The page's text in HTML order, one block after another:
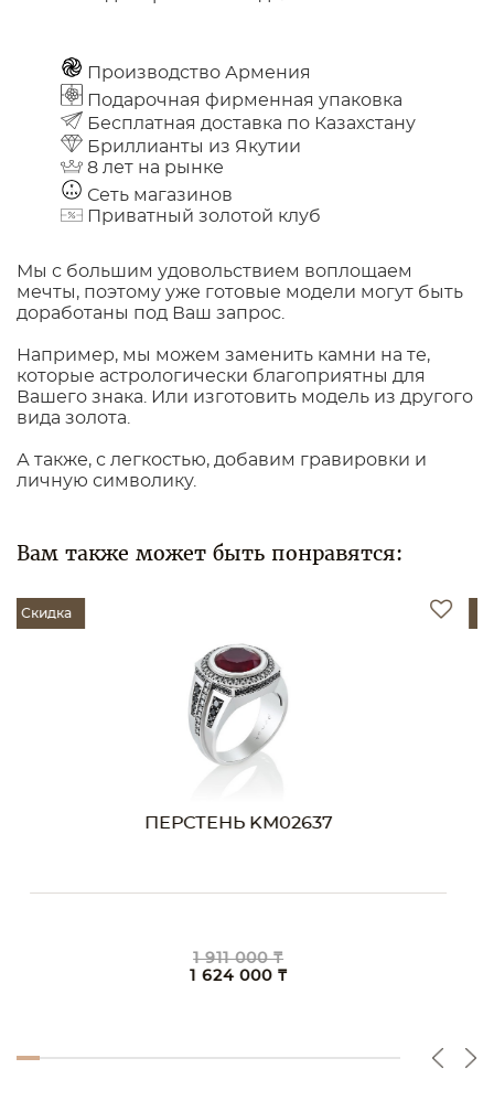
Производство Армения
Подарочная фирменная упаковка
Бесплатная доставка по Казахстану
Бриллианты из Якутии
8 лет на рынке
Сеть магазинов
Приватный золотой клуб
Мы с большим удовольствием воплощаем
мечты, поэтому уже готовые модели могут быть
доработаны под Ваш запрос.
Например, мы можем заменить камни на те,
которые астрологически благоприятны для
Вашего знака. Или изготовить модель из другого
вида золота.
А также, с легкостью, добавим гравировки и
личную символику.
Вам также может быть понравятся:
Скидка
ПЕРСТЕНЬ KM02244
5 081 000 ₸
4 319 000 ₸